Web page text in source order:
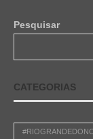
Pesquisar
CATEGORIAS